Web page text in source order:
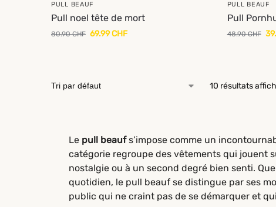
PULL BEAUF
Pull noel tête de mort
80.90CHF 69.99CHF
PULL BEAUF
Pull
48.90CHF
10 résultats
Le pull beaufs’impose comme un
catégorie regroupe des vêtements qui jouent
nostalgie ou à un second degré bien senti.
quotidien, le pull beauf se distingue par ses
public qui ne craint pas de se démarquer et